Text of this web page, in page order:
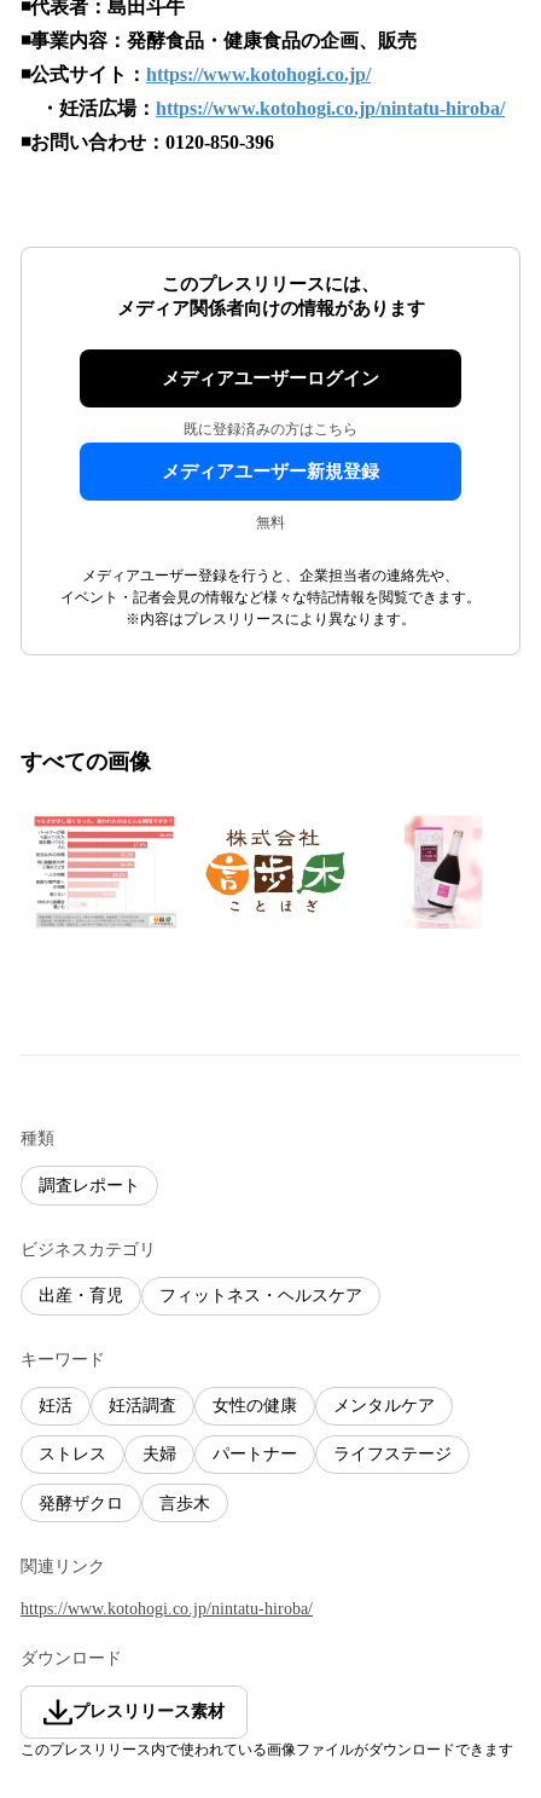
◾️代表者：島田斗牛
◾️事業内容：発酵食品・健康食品の企画、販売
◾️公式サイト： https://www.kotohogi.co.jp/
・妊活広場： https://www.kotohogi.co.jp/nintatu-hiroba/
◾️お問い合わせ：0120-850-396
このプレスリリースには、
メディア関係者向けの情報があります
メディアユーザーログイン
既に登録済みの方はこちら
メディアユーザー新規登録
無料
メディアユーザー登録を行うと、企業担当者の連絡先や、
イベント・記者会見の情報など様々な特記情報を閲覧できます。
※内容はプレスリリースにより異なります。
すべての画像
種類
調査レポート
ビジネスカテゴリ
出産・育児 フィットネス・ヘルスケア
キーワード
妊活 妊活調査 女性の健康 メンタルケア
ストレス 夫婦 パートナー ライフステージ
発酵ザクロ 言歩木
関連リンク
https://www.kotohogi.co.jp/nintatu-hiroba/
ダウンロード
プレスリリース素材
このプレスリリース内で使われている画像ファイルがダウンロードできます